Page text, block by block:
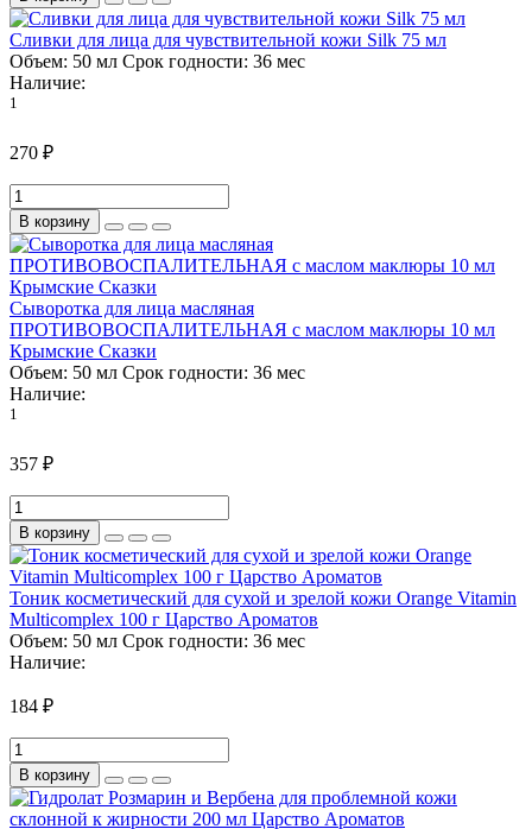
Сливки для лица для чувствительной кожи Silk 75 мл
Объем: 50 мл Срок годности: 36 мес
Наличие:
1
270 ₽
В корзину
Сыворотка для лица масляная
ПРОТИВОВОСПАЛИТЕЛЬНАЯ с маслом маклюры 10 мл
Крымские Сказки
Объем: 50 мл Срок годности: 36 мес
Наличие:
1
357 ₽
В корзину
Тоник косметический для сухой и зрелой кожи Orange Vitamin
Multicomplex 100 г Царство Ароматов
Объем: 50 мл Срок годности: 36 мес
Наличие:
184 ₽
В корзину